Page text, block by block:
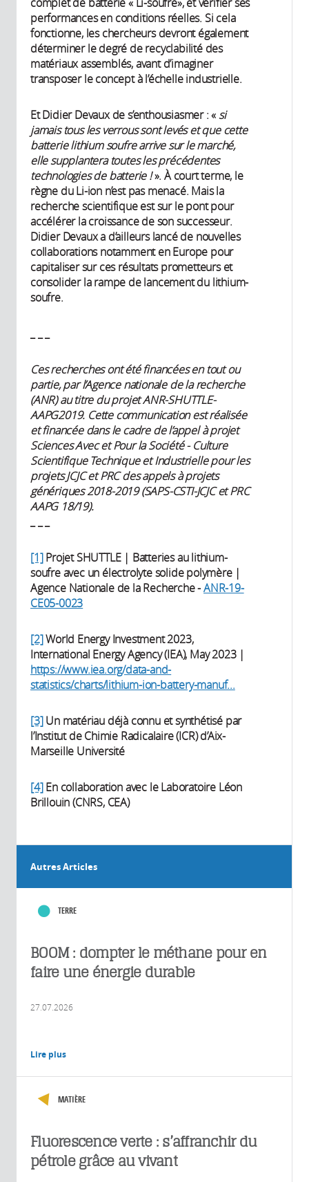
performances en conditions réelles. Si cela
fonctionne, les chercheurs devront également
déterminer le degré de recyclabilité des
matériaux assemblés, avant d’imaginer
transposer le concept à l’échelle industrielle.
Et Didier Devaux de s’enthousiasmer : «si
jamais tous les verrous sont levés et que cette
batterie lithium soufre arrive sur le marché,
elle supplantera toutes les précédentes
technologies de batterie !». À court terme, le
règne du Li-ion n’est pas menacé. Mais la
recherche scientifique est sur le pont pour
accélérer la croissance de son successeur.
Didier Devaux a d’ailleurs lancé de nouvelles
collaborations notamment en Europe pour
capitaliser sur ces résultats prometteurs et
consolider la rampe de lancement du lithium-
soufre.
Ces recherches ont été financées en tout ou
partie, par l’Agence nationale de la recherche
(ANR) au titre du projet ANR-SHUTTLE-
AAPG2019. Cette communication est réalisée
et financée dans le cadre de l’appel à projet
Sciences Avec et Pour la Société - Culture
Scientifique Technique et Industrielle pour les
projets JCJC et PRC des appels à projets
génériques 2018-2019 (SAPS-CSTI-JCJC et PRC
AAPG 18/19).
[1]Projet SHUTTLE | Batteries au lithium-
soufre avec un électrolyte solide polymère |
Agence Nationale de la Recherche -ANR-19-
CE05-0023
[2]World Energy Investment 2023,
International Energy Agency (IEA), May 2023 |
https://www.iea.org/data-and-
statistics/charts/lithium-ion-battery-manuf...
[3]Un matériau déjà connu et synthétisé par
l’Institut de Chimie Radicalaire (ICR) d’Aix-
Marseille Université
[4]En collaboration avec le Laboratoire Léon
Brillouin (CNRS, CEA)
Autres Articles
TERRE
BOOM : dompter le méthane pour en
faire une énergie durable
27.07.2026
Lire plus
MATIÈRE
Fluorescence verte : s’affranchir du
pétrole grâce au vivant